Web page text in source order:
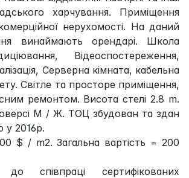
харчування. Приміщення
нерухомості. На даний
винаймають орендарі. Школа
Відеоспостереження,
Серверна кімната, кабельна
Світле та просторе приміщення,
ремонтом. Висота стелі 2.8 m.
М / Ж. ТОЦ збудован та здан
у 2016р.
$ / m2. Загальна вартість = 200
співпраці сертифікованих